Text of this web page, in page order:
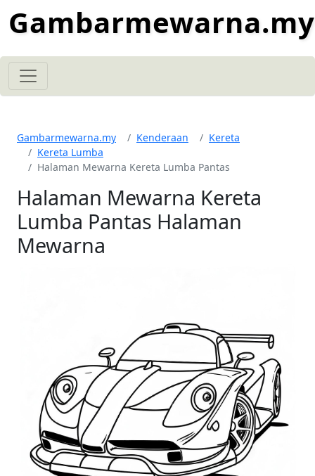
Gambarmewarna.my
Gambarmewarna.my Kenderaan
Kereta
Kereta Lumba
Halaman Mewarna Kereta Lumba Pantas
Halaman Mewarna Kereta
Lumba Pantas Halaman
Mewarna